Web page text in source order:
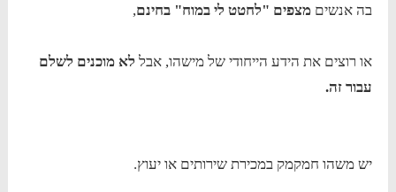
בה אנשים מצפים "לחטט לי במוח" בחינם,
או רוצים את הידע הייחודי של מישהו, אבל לא מוכנים לשלם
עבור זה.
יש משהו חמקמק במכירת שירותים או יעוץ.